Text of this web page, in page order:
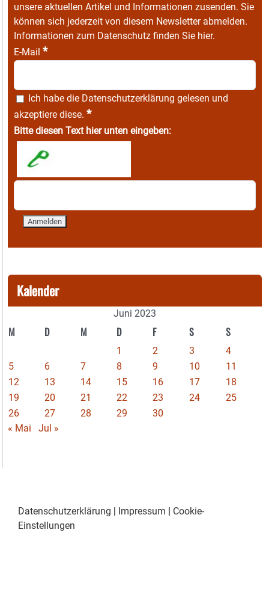
unsere aktuellen Artikel und Informationen zusenden. Sie
können sich jederzeit von diesem Newsletter abmelden.
Informationen zum Datenschutz finden Sie hier.
E-Mail *
Ich habe die Datenschutzerklärung gelesen und
akzeptiere diese. *
Bitte diesen Text hier unten eingeben:
Kalender
Juni 2023
M D M D F S S
1 2 3
4
5
6 7 8 9 10
11
12
13 14 15 16 17
18
19
20 21 22 23 24
25
26
27 28 29
30
« Mai
Jul »
Datenschutzerklärung | Impressum | Cookie-
Einstellungen